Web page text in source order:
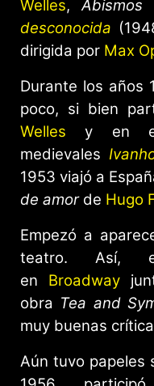
Welles,Abismos
desconocida
dirigida por Max
Durante los años
poco, si bien
Welles y en el
medievales
1953 viajó a
de amorde Hugo
Empezó a
teatro. Así,
en Broadway
obra Tea and
muy buenas
Aún tuvo papeles